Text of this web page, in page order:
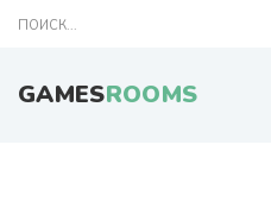
GAMESROOMS